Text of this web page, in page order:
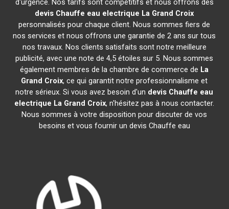
d'urgence. Nos tarifs sont compétitifs et nous offrons des
devis Chauffe eau electrique La Grand Croix
personnalisés pour chaque client. Nous sommes fiers de
nos services et nous offrons une garantie de 2 ans sur tous
nos travaux. Nos clients satisfaits sont notre meilleure
publicité, avec une note de 4,5 étoiles sur 5. Nous sommes
également membres de la chambre de commerce de La
Grand Croix, ce qui garantit notre professionnalisme et
notre sérieux. Si vous avez besoin d'un devis Chauffe eau
electrique La Grand Croix, n'hésitez pas à nous contacter.
Nous sommes à votre disposition pour discuter de vos
besoins et vous fournir un devis Chauffe eau